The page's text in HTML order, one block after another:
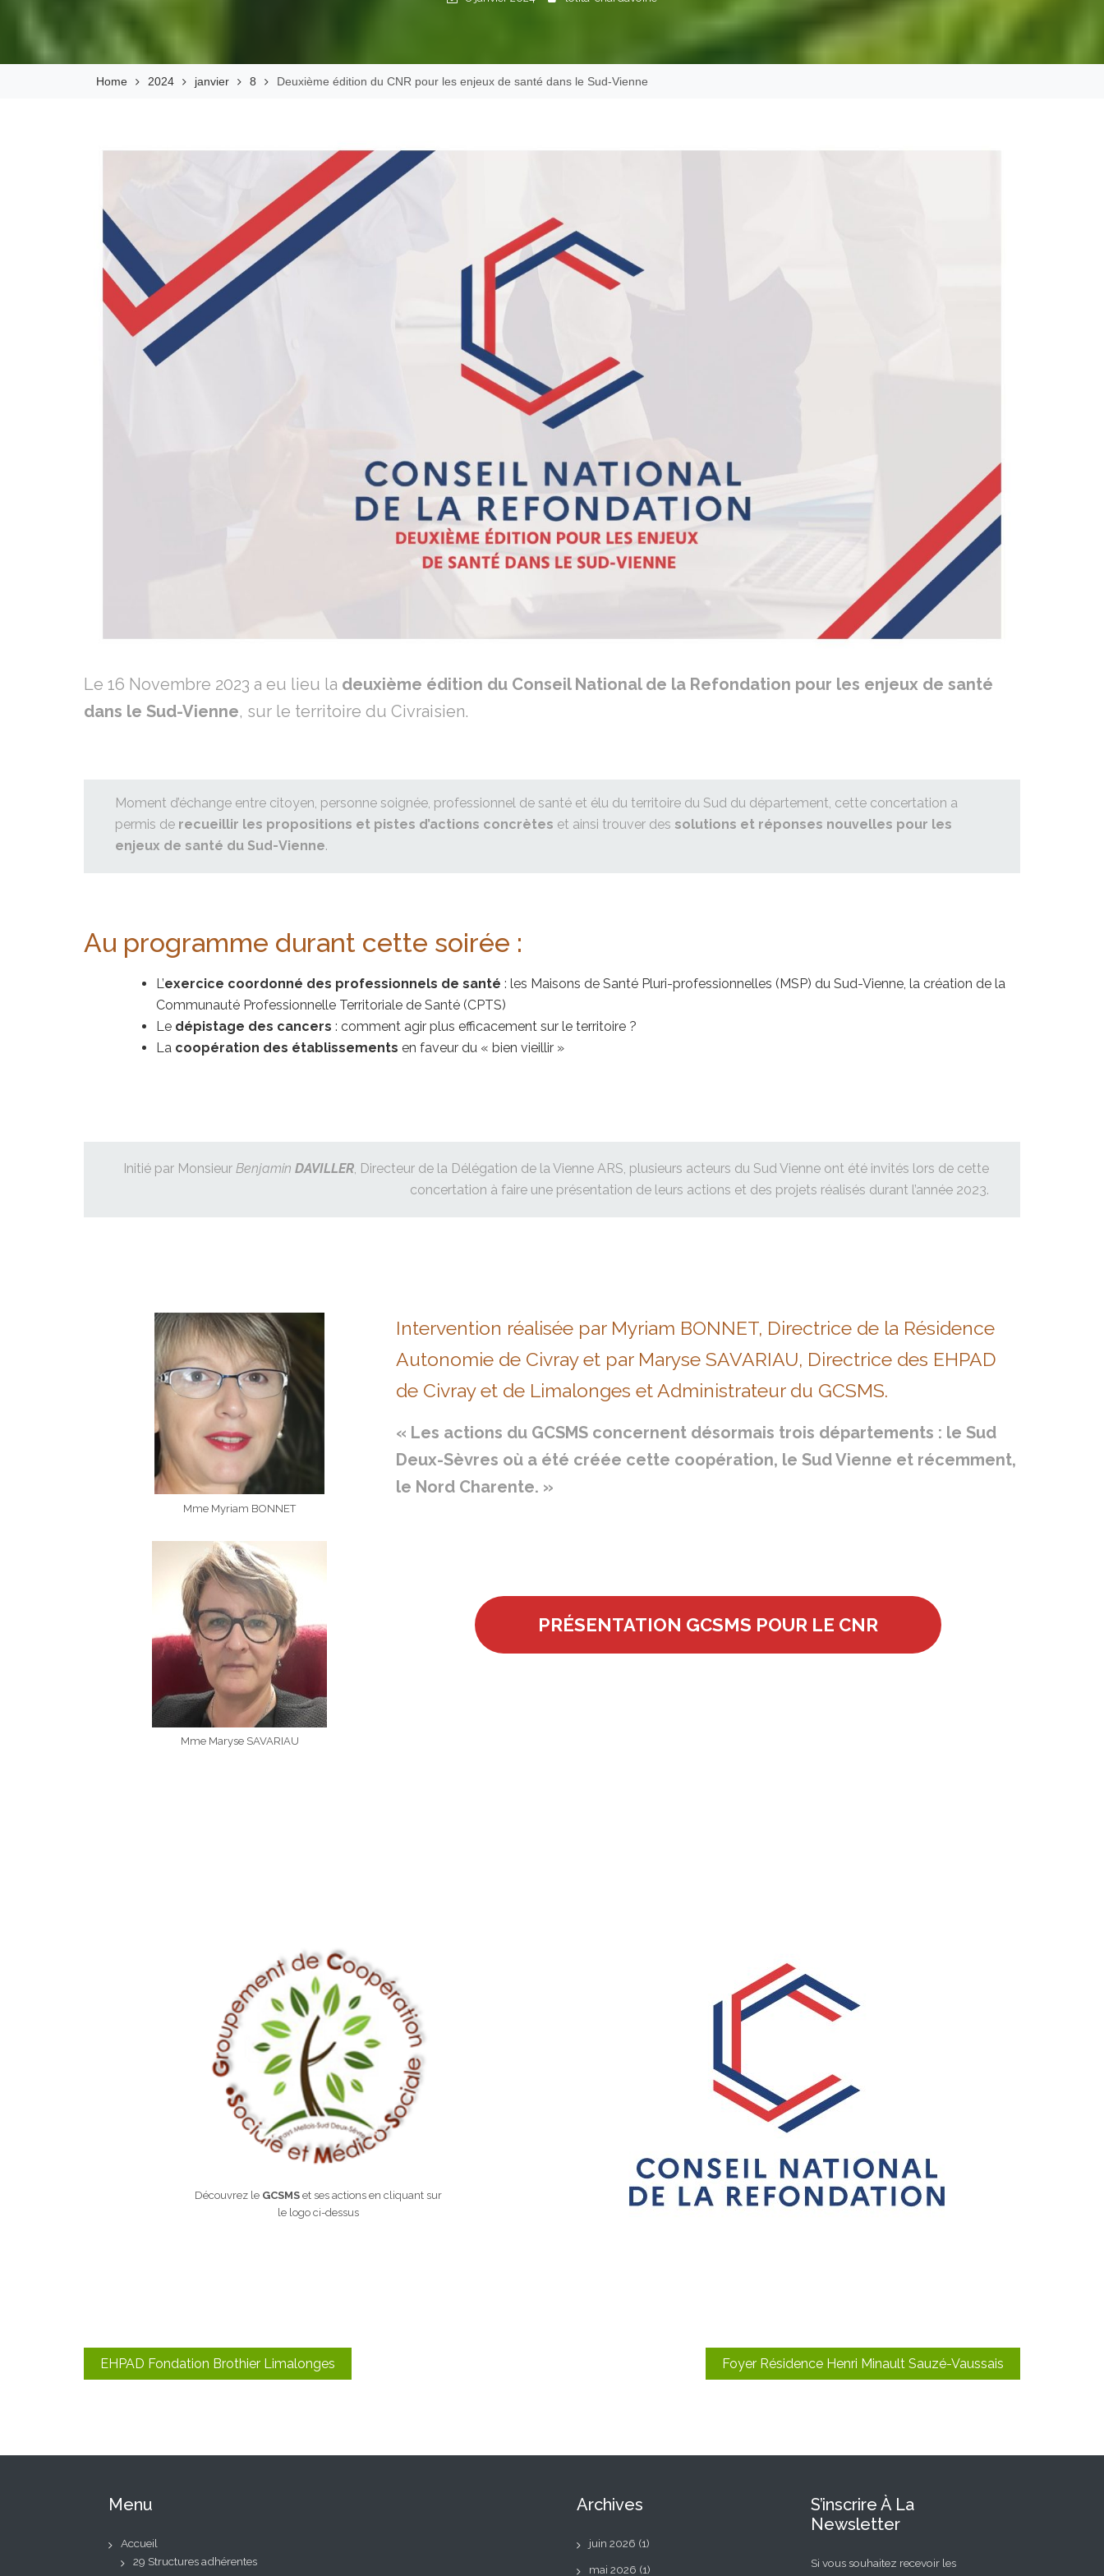
Home 2024 janvier 8 Deuxième édition du CNR pour les enjeux de santé dans le Sud-Vienne
Le 16 Novembre 2023 a eu lieu la deuxième édition du Conseil National de la Refondation pour les enjeux de santé
dans le Sud-Vienne, sur le territoire du Civraisien.
Moment d’échange entre citoyen, personne soignée, professionnel de santé et élu du territoire du Sud du département, cette concertation a
permis de recueillir les propositions et pistes d’actions concrètes et ainsi trouver des solutions et réponses nouvelles pour les
enjeux de santé du Sud-Vienne.
Au programme durant cette soirée :
L’exercice coordonné des professionnels de santé : les Maisons de Santé Pluri-professionnelles (MSP) du Sud-Vienne, la création de la
Communauté Professionnelle Territoriale de Santé (CPTS)
Le dépistage des cancers : comment agir plus efficacement sur le territoire ?
La coopération des établissements en faveur du « bien vieillir »
Initié par Monsieur Benjamin DAVILLER, Directeur de la Délégation de la Vienne ARS, plusieurs acteurs du Sud Vienne ont été invités lors de cette
concertation à faire une présentation de leurs actions et des projets réalisés durant l’année 2023.
Mme Myriam BONNET
Mme Maryse SAVARIAU
Intervention réalisée par Myriam BONNET, Directrice de la Résidence
Autonomie de Civray et par Maryse SAVARIAU, Directrice des EHPAD
de Civray et de Limalonges et Administrateur du GCSMS.
« Les actions du GCSMS concernent désormais trois départements : le Sud
Deux-Sèvres où a été créée cette coopération, le Sud Vienne et récemment,
le Nord Charente. »
PRÉSENTATION GCSMS POUR LE CNR
Découvrez le GCSMSet ses actions en cliquant sur
le logo ci-dessus
Navigation
EHPAD Fondation Brothier Limalonges Foyer Résidence Henri Minault Sauzé-Vaussais
Menu
Accueil
29 Structures adhérentes
Archives
juin 2026 (1)
mai 2026 (1)
S’inscrire À La
Newsletter
Si vous souhaitez recevoir les